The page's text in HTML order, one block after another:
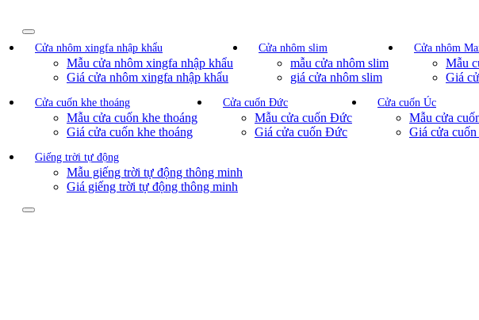
Cửa nhôm xingfa nhập khẩu
Mẫu cửa nhôm xingfa nhập khẩu
Giá cửa nhôm xingfa nhập khẩu
Cửa nhôm slim
mẫu cửa nhôm slim
giá cửa nhôm slim
Cửa nhôm
Mẫu
Giá
Cửa cuốn khe thoáng
Mẫu cửa cuốn khe thoáng
Giá cửa cuốn khe thoáng
Cửa cuốn Đức
Mẫu cửa cuốn Đức
Giá cửa cuốn Đức
Cửa cuốn Úc
Mẫu cửa
Giá cửa
Giếng trời tự động
Mẫu giếng trời tự động thông minh
Giá giếng trời tự động thông minh